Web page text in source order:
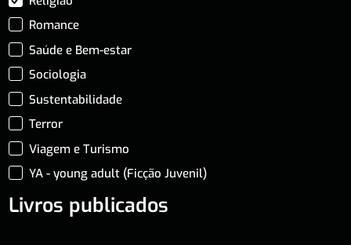
Romance
Saúde e Bem-estar
Sociologia
Sustentabilidade
Terror
Viagem e Turismo
YA - young adult (Ficção Juvenil)
Livros publicados